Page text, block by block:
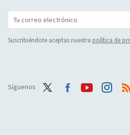
Suscribiéndote aceptas nuestra política de
Síguenos